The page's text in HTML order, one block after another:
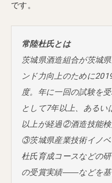
です。
常陸杜氏とは
茨城県酒造組合が茨城
ンド力向上のために
度。年に一回の試験を
として7年以上、ある
以上が経過②酒造技能
③茨城県産業技術イノ
杜氏育成コースなどの
の受賞実績――などを基